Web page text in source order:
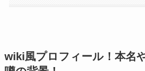
wiki風プロフィール！本名